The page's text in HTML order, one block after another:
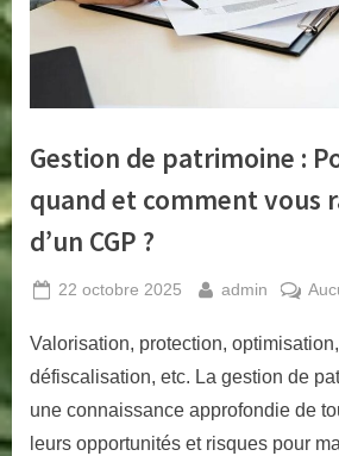
Gestion de patrimoine :
quand et comment vous
d’un CGP ?
Posted
22 octobre 2025 By
admin
Valorisation, protection,
défiscalisation, etc. La gestion de
une connaissance approfondie de
leurs opportunités et risques pour